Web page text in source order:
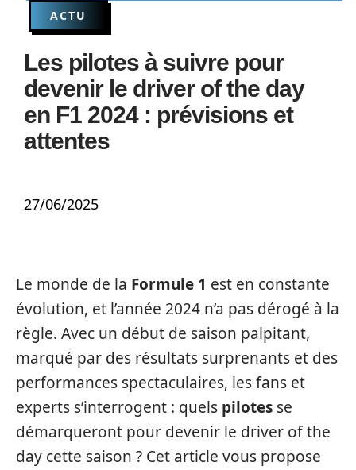
ACTU
Les pilotes à suivre pour
devenir le driver of the day
en F1 2024 : prévisions et
attentes
27/06/2025
Le monde de la Formule 1 est en constante
évolution, et l’année 2024 n’a pas dérogé à la
règle. Avec un début de saison palpitant,
marqué par des résultats surprenants et des
performances spectaculaires, les fans et
experts s’interrogent : quels pilotes se
démarqueront pour devenir le driver of the
day cette saison ? Cet article vous propose